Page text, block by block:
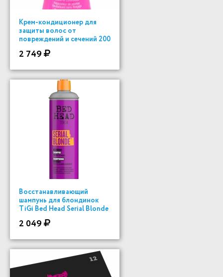
Крем-кондиционер для
защиты волос от
повреждений и сечений 200
2 749
Восстанавливающий
шампунь для блондинок
TiGi Bed Head Serial Blonde
2 049